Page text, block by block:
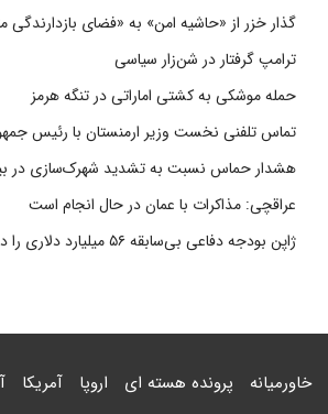
گذار خزر از «حاشیه امن» به «فضای بازدارندگی
ترامپ گرفتار در شن‌زار سیاسی
حمله موشکی به کشتی اماراتی در تنگه هرمز
تماس تلفنی نخست وزیر ارمنستان با رئیس
هشدار حماس نسبت به تشدید شهرک‌سازی در
عراقچی: مذاکرات با عمان در حال انجام است
ژاپن بودجه دفاعی بی‌سابقه ۵۶ میلیارد دلاری را در نظر دارد
خاورمیانه پرونده هسته ای اروپا آمریکا